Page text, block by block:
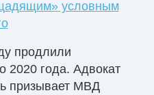
условным
продлили
2020 года. Адвокат
призывает МВД